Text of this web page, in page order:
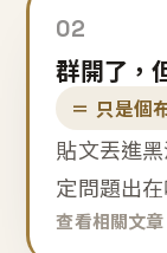
02
群開了，
＝ 只是個
貼文丟進
定問題出
查看相關文